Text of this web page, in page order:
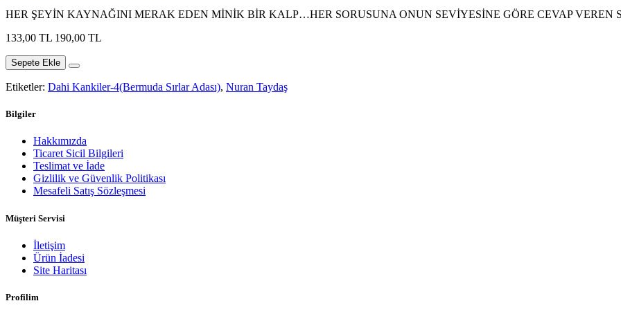
HER ŞEYİN KAYNAĞINI MERAK EDEN MİNİK BİR KALP…HER SORUSUNA ONUN SEVİYESİNE GÖRE CEVAP VEREN
133,00 TL 190,00 TL
Sepete Ekle
Etiketler: Dahi Kankiler-4(Bermuda Sırlar Adası), Nuran Taydaş
Bilgiler
Hakkımızda
Ticaret Sicil Bilgileri
Teslimat ve İade
Gizlilik ve Güvenlik Politikası
Mesafeli Satış Sözleşmesi
Müşteri Servisi
İletişim
Ürün İadesi
Site Haritası
Profilim